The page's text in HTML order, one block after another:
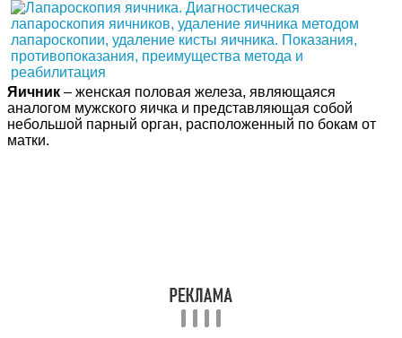
Яичник – женская половая железа, являющаяся
аналогом мужского яичка и представляющая собой
небольшой парный орган, расположенный по бокам от
матки.